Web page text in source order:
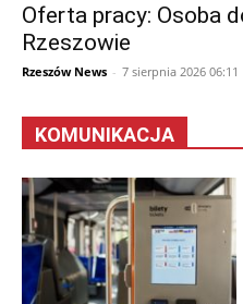
Oferta pracy: Osoba
Rzeszowie
Rzeszów News - 7 sierpnia 2026 06:11
KOMUNIKACJA